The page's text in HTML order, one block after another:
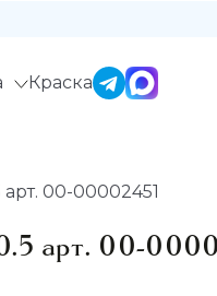
Краска
арт. 00-00002451
арт. 00-